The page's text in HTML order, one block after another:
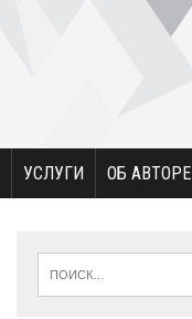
УСЛУГИ ОБ АВТОРЕ